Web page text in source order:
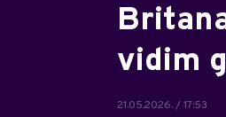
vidim
21.05.2026. / 17:53